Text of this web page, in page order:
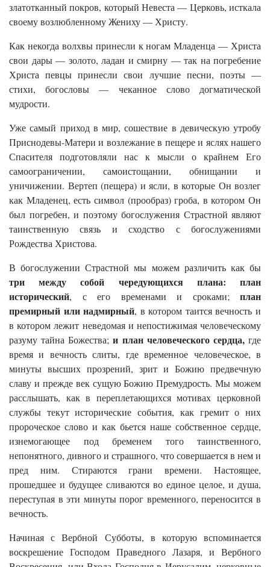
златотканный покров, который Невеста — Церковь, исткала
своему возлюбленному Жениху — Христу.
Как некогда волхвы принесли к ногам Младенца — Христа
свои дары — золото, ладан и смирну — так на погребение
Христа певцы принесли свои лучшие песни, поэты —
стихи, богословы — чеканное слово догматической
мудрости.
Уже самый приход в мир, сошествие в девическую утробу
Приснодевы-Матери и возлежание в пещере и яслях нашего
Спасителя подготовляли нас к мысли о крайнем Его
самоограничении, самоистощании, обнищании и
уничижении. Вертеп (пещера) и ясли, в которые Он возлег
как Младенец, есть символ (прообраз) гроба, в котором Он
был погребен, и поэтому богослужения Страстной являют
таинственную связь и сходство с богослужениями
Рождества Христова.
В богослужении Страстной мы можем различить как бы
три между собой чередующихся плана: план
исторический, с его временами и сроками;план
премирный или надмирный, в котором таится вечность и
в котором лежит неведомая и непостижимая человеческому
разуму тайна Божества;и план человеческого сердца,где
время и вечность слиты, где временное человеческое, в
минуты высших прозрений, зрит и Божию предвечную
славу и прежде век сущую Божию Премудрость. Мы можем
расслышать, как в переплетающихся мотивах церковной
службы текут исторические события, как гремит о них
пророческое слово и как бьется наше собственное сердце,
изнемогающее под бременем того таинственного,
непонятного, дивного и страшного, что совершается в нем и
пред ним. Стираются грани времени. Настоящее,
прошедшее и будущее сливаются во единое целое, и душа,
переступая в эти минуты порог временного, переносится в
вечность.
Начиная с Вербной Субботы, в которую вспоминается
воскрешение Господом Праведного Лазаря, и Вербного